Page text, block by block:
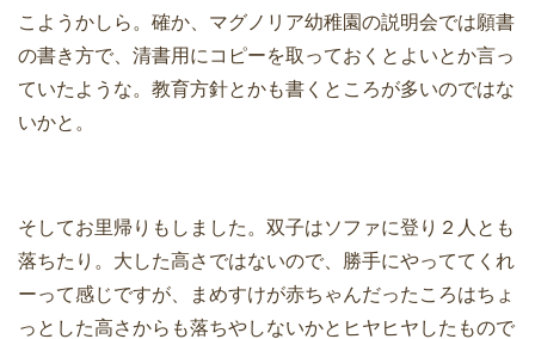
こようかしら。確か、マグノリア幼稚園の説明会では願書
の書き方で、清書用にコピーを取っておくとよいとか言っ
ていたような。教育方針とかも書くところが多いのではな
いかと。
そしてお里帰りもしました。双子はソファに登り２人とも
落ちたり。大した高さではないので、勝手にやっててくれ
ーって感じですが、まめすけが赤ちゃんだったころはちょ
っとした高さからも落ちやしないかとヒヤヒヤしたもので